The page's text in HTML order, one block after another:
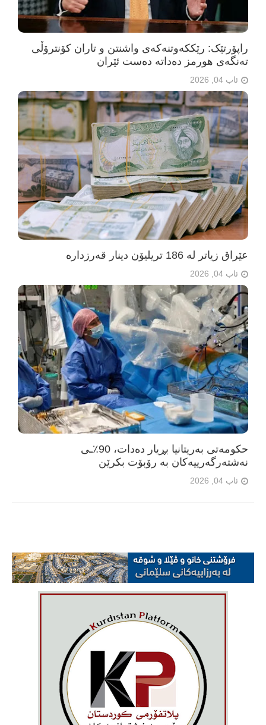
راپۆرتێک: رێککەوتنەکەی واشنتن و تاران کۆنترۆڵی
تەنگەی هورمز دەداتە دەست ئێران
ئاب 04, 2026
عێراق زیاتر لە 186 تریلیۆن دینار قەرزدارە
ئاب 04, 2026
حکومەتی بەریتانیا بڕیار دەدات، 90٪ـی
نەشتەرگەرییەکان بە رۆبۆت بکرێن
ئاب 04, 2026